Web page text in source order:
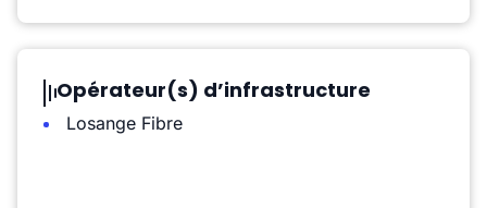
Opérateur(s) d’infrastructure
Losange Fibre